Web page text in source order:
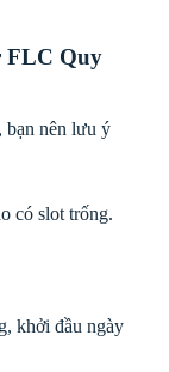
FLC Quy
, bạn nên lưu ý
có slot trống.
khởi đầu ngày